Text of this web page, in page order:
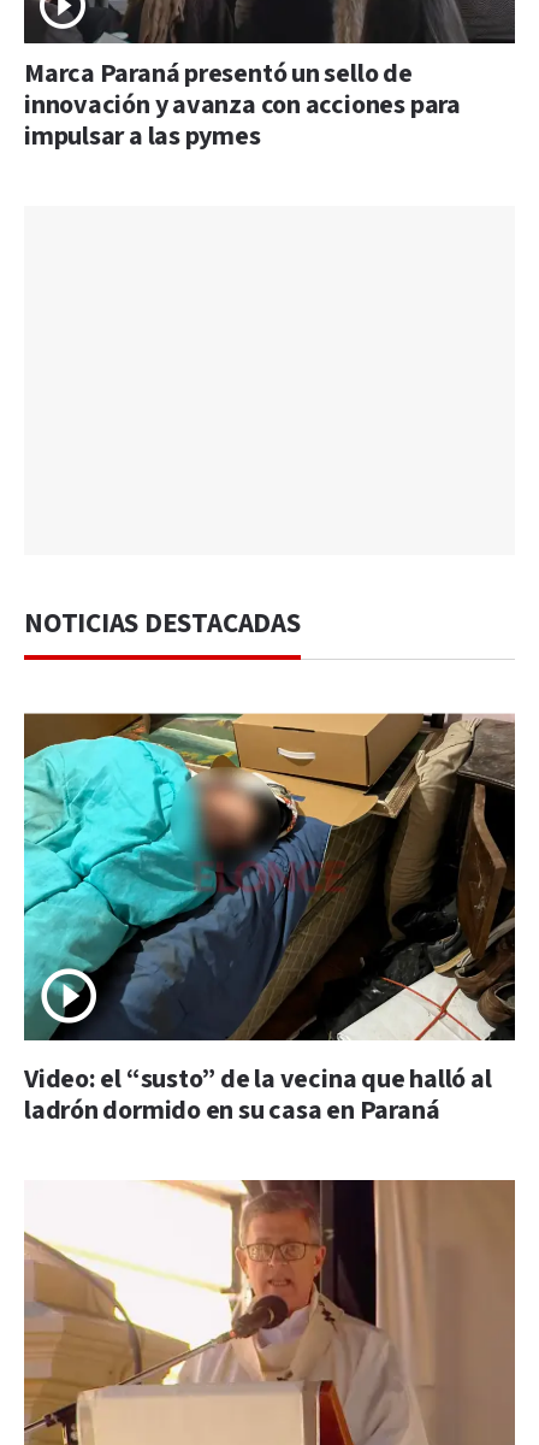
Marca Paraná presentó un sello de
innovación y avanza con acciones para
impulsar a las pymes
NOTICIAS DESTACADAS
Video: el “susto” de la vecina que halló al
ladrón dormido en su casa en Paraná